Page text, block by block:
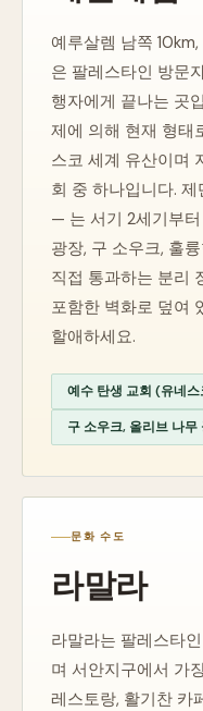
예루살렘 남쪽
은 팔레스타인 방문
행자에게 끝나는 곳
제에 의해 현재 형태
스코 세계 유산이며
회 중 하나입니다.
— 는 서기 2세기부터
광장, 구 소우크, 훌
직접 통과하는 분리
포함한 벽화로 덮여
할애하세요.
예수 탄생 교회 (유네스
구 소우크, 올리브 나무
문화 수도
라말라
라말라는 팔레스타
며 서안지구에서 가
레스토랑, 활기찬 카